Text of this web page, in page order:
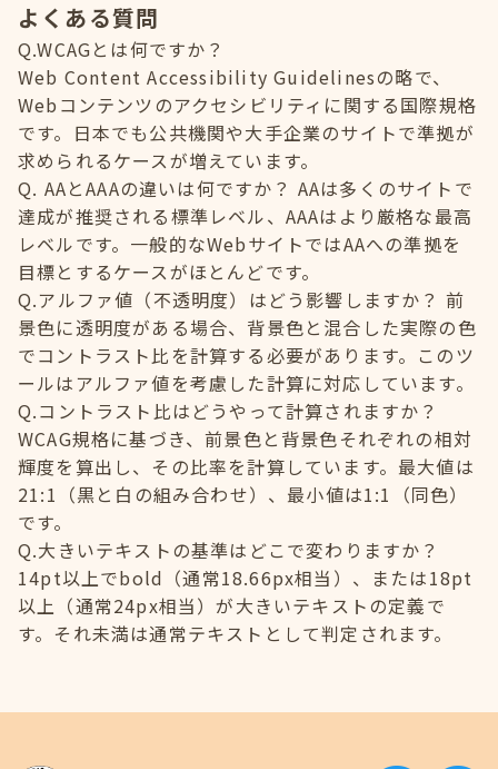
よくある質問
Q.WCAGとは何ですか？
Web Content Accessibility Guidelinesの略で、
Webコンテンツのアクセシビリティに関する国際規格
です。日本でも公共機関や大手企業のサイトで準拠が
求められるケースが増えています。
Q. AAとAAAの違いは何ですか？ AAは多くのサイトで
達成が推奨される標準レベル、AAAはより厳格な最高
レベルです。一般的なWebサイトではAAへの準拠を
目標とするケースがほとんどです。
Q.アルファ値（不透明度）はどう影響しますか？ 前
景色に透明度がある場合、背景色と混合した実際の色
でコントラスト比を計算する必要があります。このツ
ールはアルファ値を考慮した計算に対応しています。
Q.コントラスト比はどうやって計算されますか？
WCAG規格に基づき、前景色と背景色それぞれの相対
輝度を算出し、その比率を計算しています。最大値は
21:1（黒と白の組み合わせ）、最小値は1:1（同色）
です。
Q.大きいテキストの基準はどこで変わりますか？
14pt以上でbold（通常18.66px相当）、または18pt
以上（通常24px相当）が大きいテキストの定義で
す。それ未満は通常テキストとして判定されます。